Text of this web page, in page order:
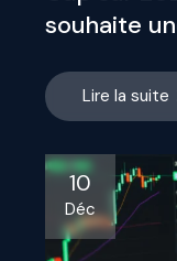
souhaite
Lire la suite
10
Déc